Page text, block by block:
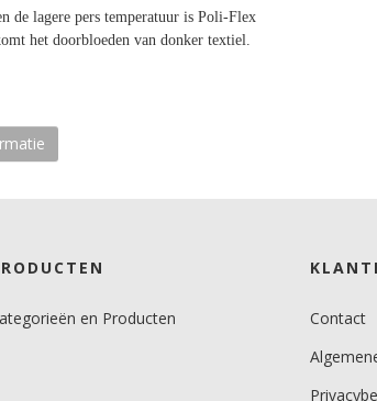
de lagere pers temperatuur is Poli-Flex
het doorbloeden van donker textiel.
en Producten
Contact